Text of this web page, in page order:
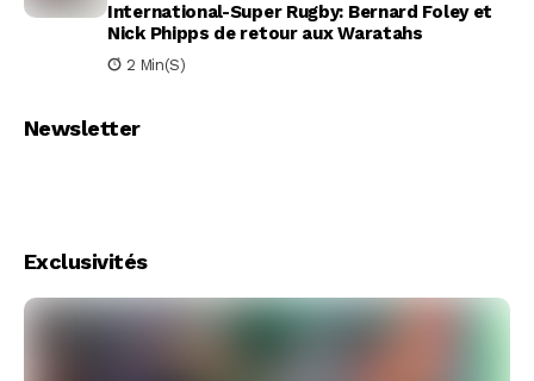
International-Super Rugby: Bernard Foley et
Nick Phipps de retour aux Waratahs
2 Min(s)
Newsletter
Exclusivités